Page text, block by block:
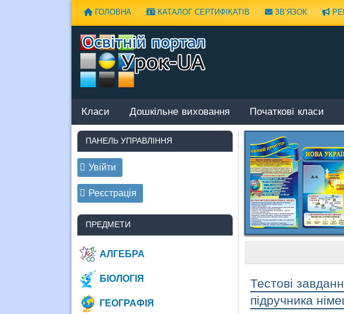
ГОЛОВНА КАТАЛОГ СЕРТИФІКАТІВ ЗВ’ЯЗОК
Класи Дошкільне виховання Початкові класи
Тестові
підручника
ПАНЕЛЬ УПРАВЛІННЯ
Увійти
Реєстрація
ПРЕДМЕТИ
АЛГЕБРА
БІОЛОГІЯ
ГЕОГРАФІЯ